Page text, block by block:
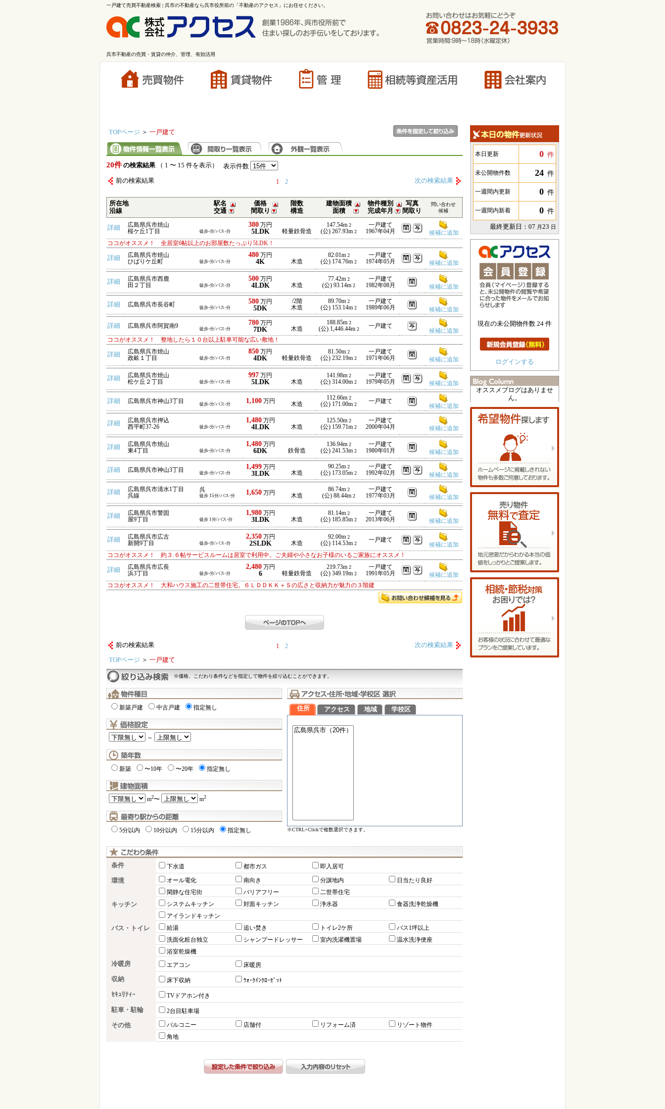
一戸建て売買不動産検索 | 呉市の不動産なら呉市役所前の「不動産のアクセス」にお任せください。
呉市不動産の売買・賃貸の仲介、管理、有効活用
本日更新 0 件
未公開物件数 24 件
一週間内更新 0 件
一週間内新着 0 件
最終更新日：07 月23 日
現在の未公開物件数 24 件
ログインする
オススメブログはありませ
ん。
TOPページ ＞ 一戸建て
20件 の検索結果（ 1 〜 15 件を表示） 表示件数
前の検索結果 1 2 次の検索結果
所在地
沿線
駅名
交通
価格
間取り
階数
構造
建物面積
面積
物件種別
完成年月
写真
間取り
問い合わせ
候補
詳細
広島県呉市焼山
桜ケ丘1丁目
徒歩-分/バス-分
380 万円
5LDK 軽量鉄骨造
147.54m 2
(公) 267.93m 2
一戸建て
1967年04月
候補に追加
ココがオススメ！ 全居室6帖以上のお部屋数たっぷり5LDK！
詳細
広島県呉市焼山
ひばりケ丘町
徒歩-分/バス-分
480 万円
4K 木造
82.01m 2
(公) 174.76m 2
一戸建て
1974年05月
候補に追加
詳細
広島県呉市西鹿
田２丁目
徒歩-分/バス-分
500 万円
4LDK 木造
77.42m 2
(公) 93.14m 2
一戸建て
1982年08月
候補に追加
詳細 広島県呉市長谷町 徒歩-分/バス-分
580 万円
5DK
/2階
木造
89.70m 2
(公) 153.14m 2
一戸建て
1989年06月
候補に追加
詳細 広島県呉市阿賀南9 徒歩-分/バス-分
780 万円
7DK 木造
188.85m 2
(公) 1,446.44m 2
一戸建て
候補に追加
ココがオススメ！ 整地したら１０台以上駐車可能な広い敷地！
詳細
広島県呉市焼山
政畝１丁目
徒歩-分/バス-分
850 万円
4DK 軽量鉄骨造
81.50m 2
(公) 232.19m 2
一戸建て
1971年06月
候補に追加
詳細
広島県呉市焼山
松ケ丘２丁目
徒歩-分/バス-分
997 万円
5LDK 木造
141.98m 2
(公) 314.00m 2
一戸建て
1979年05月
候補に追加
詳細 広島県呉市神山3丁目 徒歩-分/バス-分 1,100万円 木造
112.66m 2
(公) 171.00m 2
一戸建て
候補に追加
詳細
広島県呉市押込
西平町37-26
徒歩-分/バス-分
1,480万円
4LDK 木造
125.50m 2
(公) 159.71m 2
一戸建て
2000年04月
候補に追加
詳細
広島県呉市焼山
東4丁目
徒歩-分/バス-分
1,480万円
6DK 鉄骨造
136.94m 2
(公) 241.53m 2
一戸建て
1980年01月
候補に追加
詳細 広島県呉市神山3丁目 徒歩-分/バス-分
1,499万円
3LDK 木造
90.25m 2
(公) 173.05m 2
一戸建て
1992年02月
候補に追加
詳細
広島県呉市清水1丁目
呉線
呉
徒歩 15分/バス-分 1,650万円 木造
86.74m 2
(公) 88.44m 2
一戸建て
1977年03月
候補に追加
詳細
広島県呉市警固
屋9丁目
徒歩 1分/バス-分
1,980万円
3LDK 木造
81.14m 2
(公) 185.85m 2
一戸建て
2013年06月
候補に追加
詳細
広島県呉市広古
新開9丁目
徒歩-分/バス-分
2,350万円
2SLDK 木造
92.00m 2
(公) 114.53m 2
一戸建て
候補に追加
ココがオススメ！ 約３.６帖サービスルームは居室で利用中。ご夫婦や小さなお子様のいるご家族にオススメ！
詳細
広島県呉市広長
浜3丁目
徒歩-分/バス-分
2,480万円
6 軽量鉄骨造
219.73m 2
(公) 349.19m 2
一戸建て
1991年05月
候補に追加
ココがオススメ！ 大和ハウス施工の二世帯住宅。６ＬＤＤＫＫ＋Ｓの広さと収納力が魅力の３階建
前の検索結果 1 2 次の検索結果
TOPページ ＞ 一戸建て
※価格、こだわり条件などを指定して物件を絞り込むことができます。
新築戸建 中古戸建 指定無し
～
新築 〜10年 〜20年 指定無し
m2〜 m2
5分以内 10分以内 15分以内 指定無し
住所 アクセス 地域 学校区
※CTRL+Clickで複数選択できます。
条件 下水道 都市ガス 即入居可
環境 オール電化 南向き 分譲地内
日当たり良好
閑静な住宅街
バリアフリー 二世帯住宅
キッチン システムキッチン 対面キッチン 浄水器
食器洗浄乾燥機
アイランドキッチン
バス・トイレ 給湯 追い焚き トイレ2ケ所
バス1坪以上
洗面化粧台独立
シャンプードレッサー 室内洗濯機置場
温水洗浄便座
浴室乾燥機
冷暖房 エアコン 床暖房
収納 床下収納 ｳｫｰｸｲﾝｸﾛｰｾﾞｯﾄ
ｾｷｭﾘﾃｨｰ TVドアホン付き
駐車・駐輪 2台目駐車場
その他 バルコニー 店舗付 リフォーム済
リゾート物件
角地